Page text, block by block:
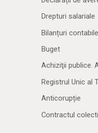
Drepturi salariale
Bilanțuri contabile
Buget
Achiziţii publice.
Registrul Unic al
Anticorupție
Contractul